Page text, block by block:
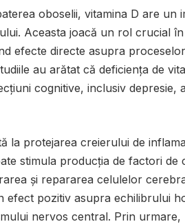
oboselii, vitamina D are un
Aceasta joacă un rol crucial
efecte directe asupra
au arătat că deficiența de
cognitive, inclusiv depresie,
la protejarea creierului de
stimula producția de factori de
și repararea celulelor
efect pozitiv asupra echilibrului
nervos central. Prin